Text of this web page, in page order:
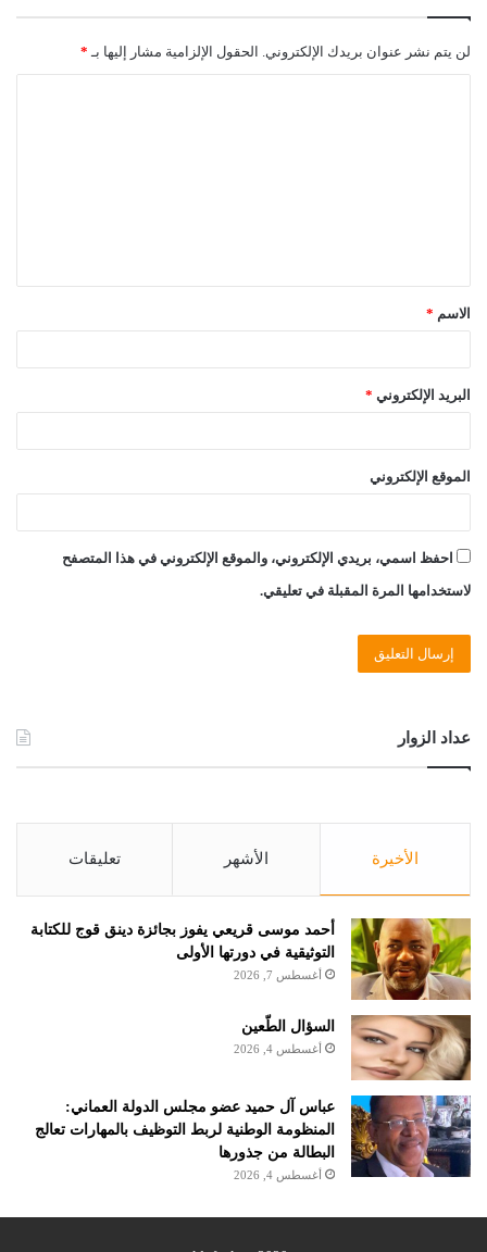
لن يتم نشر عنوان بريدك الإلكتروني. الحقول الإلزامية مشار إليها بـ *
ق
*الاسم *
البريد الإلكتروني *
الموقع الإلكتروني
احفظ اسمي، بريدي الإلكتروني، والموقع الإلكتروني في هذا المتصفح
لاستخدامها المرة المقبلة في تعليقي.
عداد الزوار
الأخيرة الأشهر تعليقات
أحمد موسى قريعي يفوز بجائزة دينق قوج للكتابة
التوثيقية في دورتها الأولى
أغسطس 7, 2026
السؤال الطّعين
أغسطس 4, 2026
عباس آل حميد عضو مجلس الدولة العماني:
المنظومة الوطنية لربط التوظيف بالمهارات تعالج
البطالة من جذورها
أغسطس 4, 2026